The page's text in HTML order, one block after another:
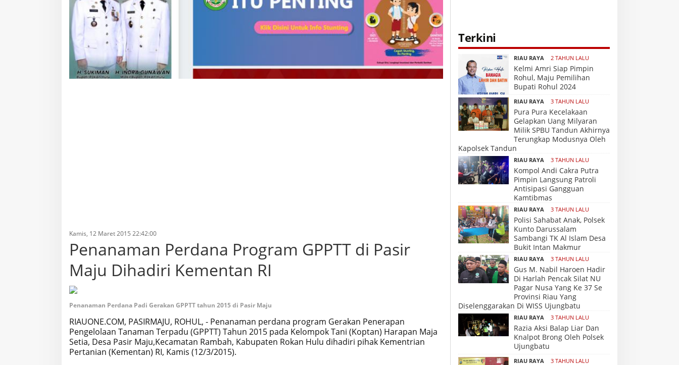
Kamis, 12 Maret 2015 22:42:00
Penanaman Perdana Program GPPTT di Pasir
Maju Dihadiri Kementan RI
Penanaman Perdana Padi Gerakan GPPTT tahun 2015 di Pasir Maju
RIAUONE.COM, PASIRMAJU, ROHUL, - Penanaman perdana program Gerakan Penerapan
Pengelolaan Tanaman Terpadu (GPPTT) Tahun 2015 pada Kelompok Tani (Koptan) Harapan Maja
Setia, Desa Pasir Maju,Kecamatan Rambah, Kabupaten Rokan Hulu dihadiri pihak Kementrian
Pertanian (Kementan) RI, Kamis (12/3/2015).
Terkini
RIAU RAYA 2 TAHUN LALU
Kelmi Amri Siap Pimpin
Rohul, Maju Pemilihan
Bupati Rohul 2024
RIAU RAYA 3 TAHUN LALU
Pura Pura Kecelakaan
Gelapkan Uang Milyaran
Milik SPBU Tandun Akhirnya
Terungkap Modusnya Oleh
Kapolsek Tandun
RIAU RAYA 3 TAHUN LALU
Kompol Andi Cakra Putra
Pimpin Langsung Patroli
Antisipasi Gangguan
Kamtibmas
RIAU RAYA 3 TAHUN LALU
Polisi Sahabat Anak, Polsek
Kunto Darussalam
Sambangi TK Al Islam Desa
Bukit Intan Makmur
RIAU RAYA 3 TAHUN LALU
Gus M. Nabil Haroen Hadir
Di Harlah Pencak Silat NU
Pagar Nusa Yang Ke 37 Se
Provinsi Riau Yang
Diselenggarakan Di WISS Ujungbatu
RIAU RAYA 3 TAHUN LALU
Razia Aksi Balap Liar Dan
Knalpot Brong Oleh Polsek
Ujungbatu
RIAU RAYA 3 TAHUN LALU